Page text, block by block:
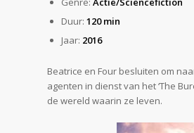
Duur: 120 min
Jaar: 2016
Beatrice en Four besluiten om
agenten in dienst van het ‘The
de wereld waarin ze leven.